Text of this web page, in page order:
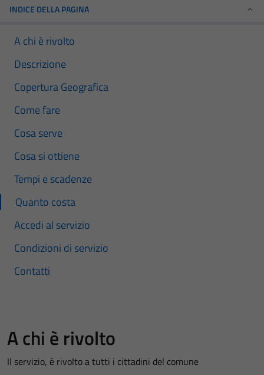
INDICE DELLA PAGINA
A chi è rivolto
Descrizione
Copertura Geografica
Come fare
Cosa serve
Cosa si ottiene
Tempi e scadenze
Quanto costa
Accedi al servizio
Condizioni di servizio
Contatti
A chi è rivolto
Il servizio, è rivolto a tutti i cittadini del comune